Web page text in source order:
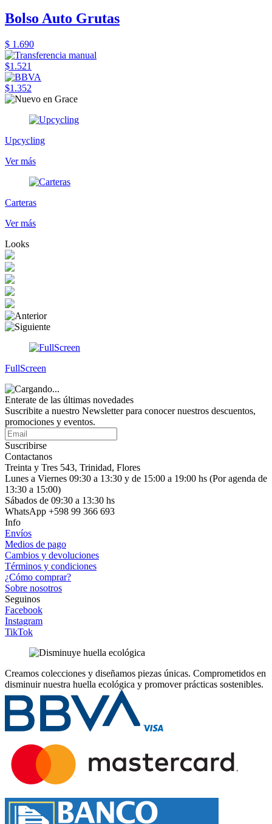
Bolso Auto Grutas
$ 1.690
$1.521
$1.352
Upcycling
Ver más
Carteras
Ver más
Looks
FullScreen
Enterate de las últimas novedades
Suscribite a nuestro Newsletter para conocer nuestros descuentos,
promociones y eventos.
Suscribirse
Contactanos
Treinta y Tres 543, Trinidad, Flores
Lunes a Viernes 09:30 a 13:30 y de 15:00 a 19:00 hs (Por agenda de
13:30 a 15:00)
Sábados de 09:30 a 13:30 hs
WhatsApp +598 99 366 693
Info
Envíos
Medios de pago
Cambios y devoluciones
Términos y condiciones
¿Cómo comprar?
Sobre nosotros
Seguinos
Facebook
Instagram
TikTok
Creamos colecciones y diseñamos piezas únicas. Comprometidos en
disminuir nuestra huella ecológica y promover prácticas sostenibles.